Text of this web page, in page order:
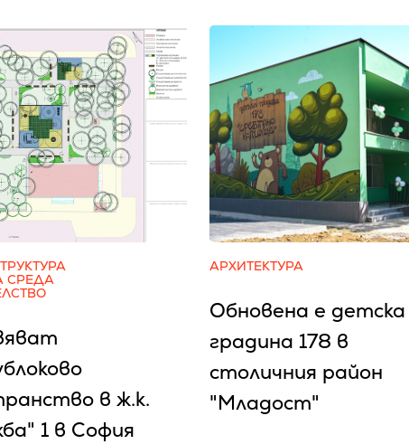
СРЕДА
в ж.к.
1 в София
АРХИТЕКТУРА
Обновена е детска
градина 178 в
столичния район
"Младост"